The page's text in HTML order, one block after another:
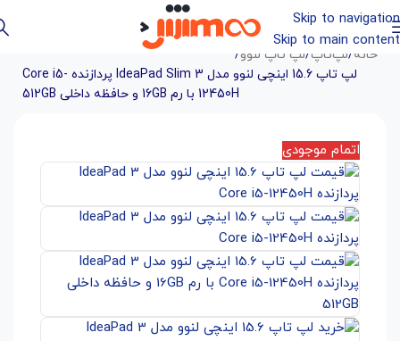
Skip to navigation
Skip to main content
خانه /لپ‌تاپ/لپ تاپ لنوو/
لپ تاپ 15.6 اینچی لنوو مدل IdeaPad Slim 3 پردازنده Core i5-
12450H با رم 16GB و حافظه داخلی 512GB
اتمام موجودی